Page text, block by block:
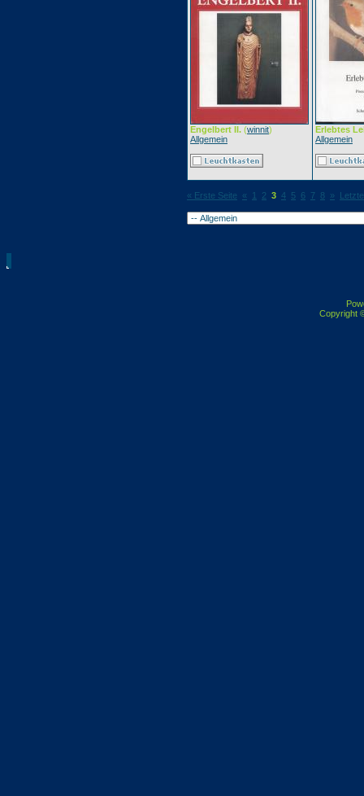
Engelbert II. (winnit)
Allgemein
Erlebtes
Allgemein
« Erste Seite « 1 2 3 4 5 6 7 8 »
Copyright